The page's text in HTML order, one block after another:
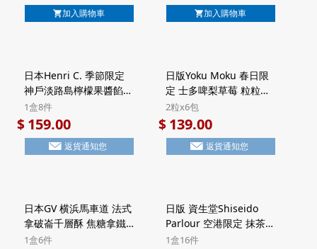
加入購物車 加入購物車
日本Henri C. 季節限定
神戶淡路島檸檬果醬餡餅
法式Financier費南雪蛋
糕 禮盒 (1盒8件)【市集
世界 - 日本市集】
1盒8件
$159.00
返貨通知您
日版Yoku Moku 春日限
定 士多啤梨草莓 粒粒方
塊酥餅 禮盒 (2粒x6包)
【市集世界 - 日本市集】
2粒x6包
$139.00
返貨通知您
日本GV 横浜馬車道 法式
拿破崙千層酥 焦糖拿鐵
Latte 頂級法國Valrhona
1盒6件
日版 資生堂Shiseido
Parlour 空港限定 抹茶朱
古力 黑糖忌廉夾心 7層威
1盒16件